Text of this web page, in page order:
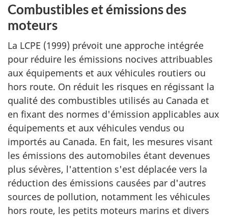
Combustibles et émissions des
moteurs
La LCPE (1999) prévoit une approche intégrée
pour réduire les émissions nocives attribuables
aux équipements et aux véhicules routiers ou
hors route. On réduit les risques en régissant la
qualité des combustibles utilisés au Canada et
en fixant des normes d'émission applicables aux
équipements et aux véhicules vendus ou
importés au Canada. En fait, les mesures visant
les émissions des automobiles étant devenues
plus sévères, l'attention s'est déplacée vers la
réduction des émissions causées par d'autres
sources de pollution, notamment les véhicules
hors route, les petits moteurs marins et divers